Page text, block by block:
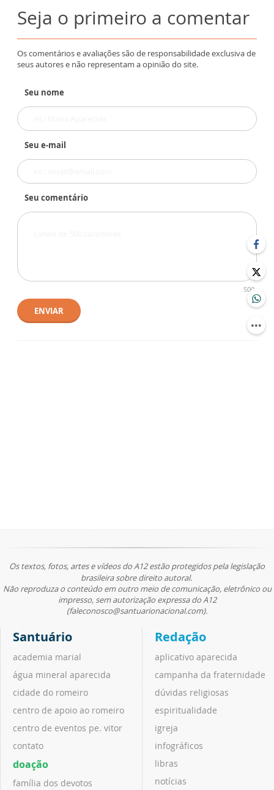
Seja o primeiro a comentar
Os comentários e avaliações são de responsabilidade exclusiva de
seus autores e não representam a opinião do site.
Seu nome
Seu e-mail
Seu comentário
500
ENVIAR
Os textos, fotos, artes e vídeos do A12 estão protegidos pela legislação
brasileira sobre direito autoral.
Não reproduza o conteúdo em outro meio de comunicação, eletrônico ou
impresso, sem autorização expressa do A12
(faleconosco@santuarionacional.com).
Santuário
academia marial
água mineral aparecida
cidade do romeiro
centro de apoio ao romeiro
centro de eventos pe. vitor
contato
doação
família dos devotos
Redação
aplicativo aparecida
campanha da fraternidade
dúvidas religiosas
espiritualidade
igreja
infográficos
libras
notícias